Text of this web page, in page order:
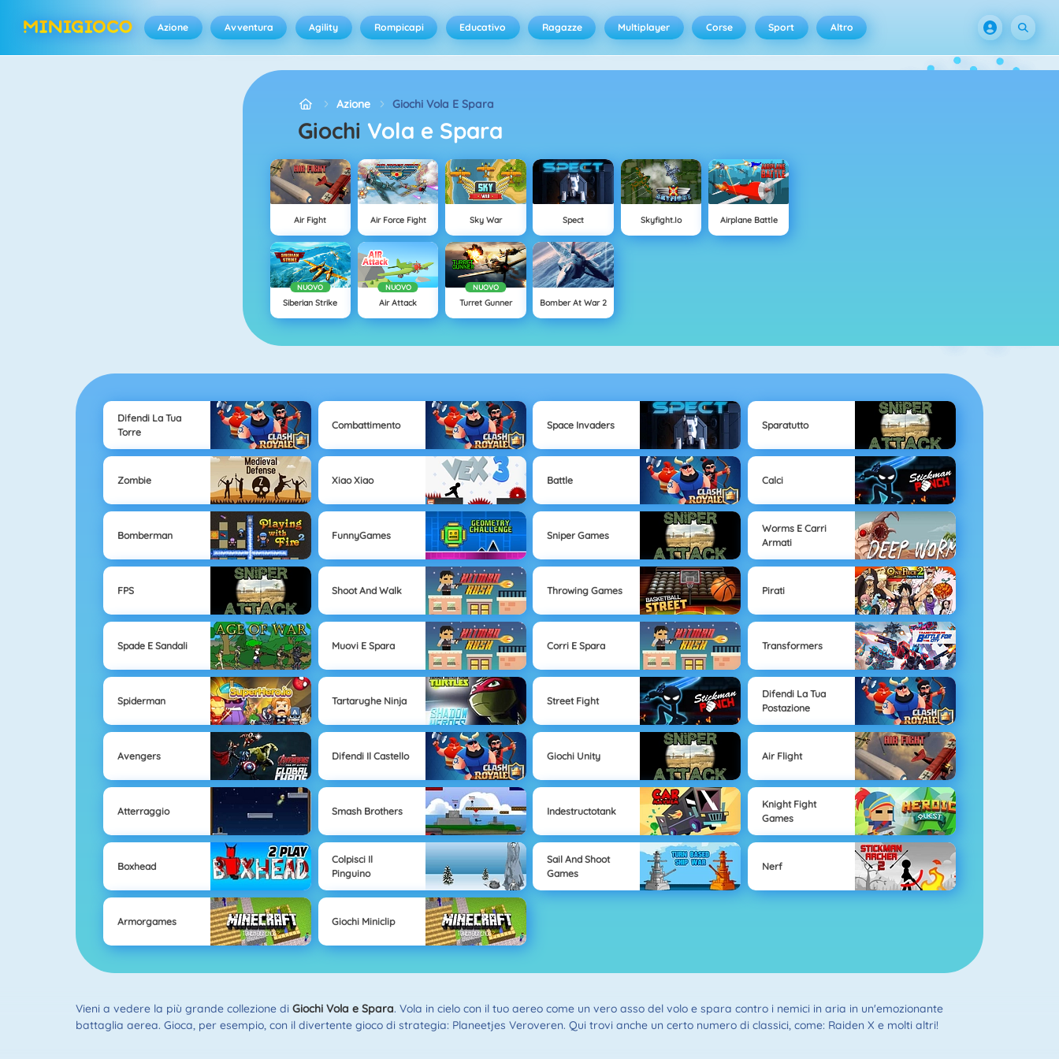
Azione Avventura Agility Rompicapi Educativo Ragazze Multiplayer Corse Sport Altro
Azione Giochi Vola E Spara
Giochi Vola e Spara
Air Fight Air Force Fight Sky War Spect Skyfight.io Airplane Battle
NUOVO
Siberian Strike
NUOVO
Air Attack
NUOVO
Turret Gunner Bomber At War 2
Difendi La Tua
Torre
Combattimento Space Invaders Sparatutto
Zombie Xiao Xiao Battle Calci
Bomberman FunnyGames Sniper Games
Worms E Carri
Armati
FPS Shoot And Walk Throwing Games Pirati
Spade E Sandali Muovi E Spara Corri E Spara Transformers
Spiderman Tartarughe Ninja Street Fight
Difendi La Tua
Postazione
Avengers Difendi Il Castello Giochi Unity Air Flight
Atterraggio Smash Brothers Indestructotank
Knight Fight
Games
Boxhead
Colpisci Il
Pinguino
Sail And Shoot
Games
Nerf
Armorgames Giochi Miniclip
Vieni a vedere la più grande collezione di Giochi Vola e Spara. Vola in cielo con il tuo aereo come un vero asso del volo e spara contro i nemici in aria in un'emozionante
battaglia aerea. Gioca, per esempio, con il divertente gioco di strategia: Planeetjes Veroveren. Qui trovi anche un certo numero di classici, come: Raiden X e molti altri!